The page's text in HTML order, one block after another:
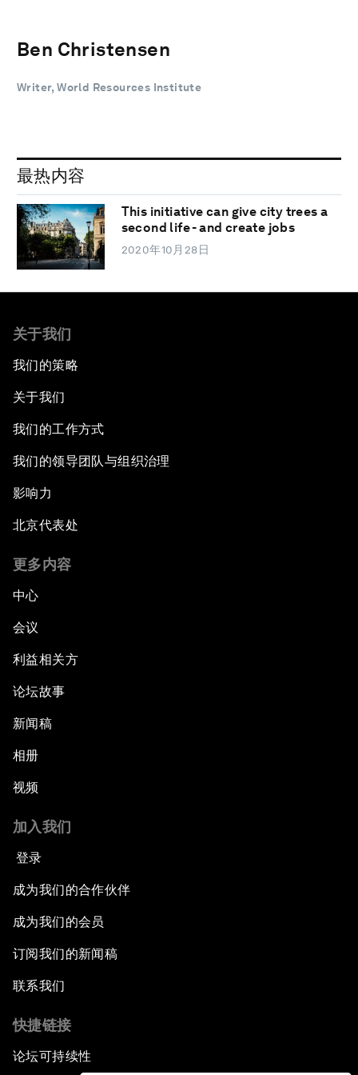
Ben Christensen
Writer, World Resources Institute
最热内容
This initiative can give city trees a
second life - and create jobs
2020年10月28日
关于我们
我们的策略
关于我们
我们的工作方式
我们的领导团队与组织治理
影响力
北京代表处
更多内容
中心
会议
利益相关方
论坛故事
新闻稿
相册
视频
加入我们
登录
成为我们的合作伙伴
成为我们的会员
订阅我们的新闻稿
联系我们
快捷链接
论坛可持续性